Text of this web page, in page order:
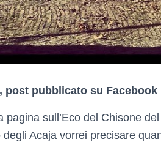
post pubblicato su Facebook
sull’Eco del Chisone
Acaja vorrei precisare